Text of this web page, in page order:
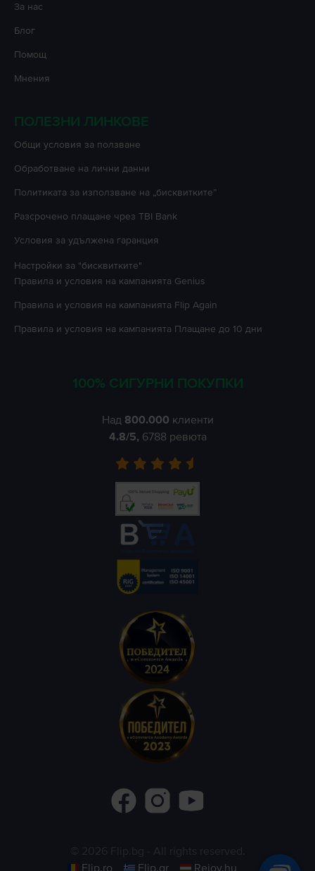
За нас
Блог
Помощ
Мнения
ПОЛЕЗНИ ЛИНКОВЕ
Oбщи условия за ползване
Oбработване на лични данни
Политиката за използване на „бисквитките”
Разсрочено плащане чрез TBI Bank
Условия за удължена гаранция
Настройки за "бисквитките"
Правила и условия на кампанията Genius
Правила и условия на кампанията Flip Again
Правила и условия на кампанията Плащане до 10 дни
100% СИГУРНИ ПОКУПКИ
Над 800.000 клиенти
4.8/5, 6788 ревюта